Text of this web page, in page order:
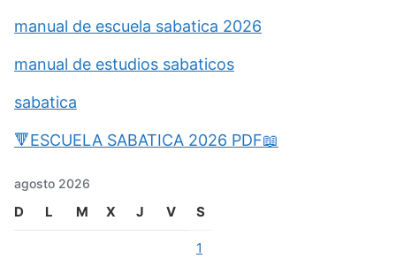
manual de escuela sabatica 2026
manual de estudios sabaticos
sabatica
🔻ESCUELA SABATICA 2026 PDF📖
agosto 2026
D L M X J V S
1